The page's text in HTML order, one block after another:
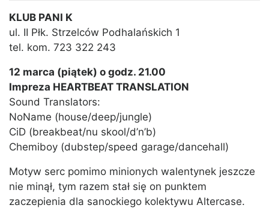
KLUB PANI K
ul. II Płk. Strzelców Podhalańskich 1
tel. kom. 723 322 243
12 marca (piątek) o godz. 21.00
Impreza HEARTBEAT TRANSLATION
Sound Translators:
NoName (house/deep/jungle)
CiD (breakbeat/nu skool/d’n’b)
Chemiboy (dubstep/speed garage/dancehall)
Motyw serc pomimo minionych walentynek jeszcze
nie minął, tym razem stał się on punktem
zaczepienia dla sanockiego kolektywu Altercase.